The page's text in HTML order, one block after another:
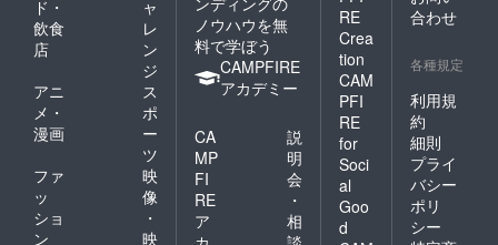
ド・
飲食
店
ャ
レ
ン
ジ
アニ
メ・
漫画
ス
ポ
ー
ツ
ファ
ッ
ショ
ン
映
像
・
映
ノウハウを無
料で学ぼう
CAMPFIRE
アカデミー
CA
MP
FI
RE
ア
説
明
会
・
相
RE
Crea
tion
CAM
PFI
RE
for
Soci
al
Goo
d
合わせ
各種規定
利用規
約
細則
プライ
バシー
ポリ
シー